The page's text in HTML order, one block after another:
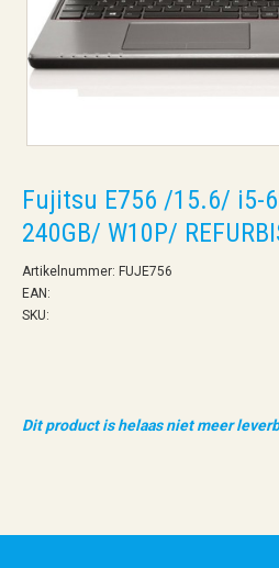
Fujitsu E756 /15.6/ i5-
240GB/ W10P/
Artikelnummer: FUJE756
EAN:
SKU:
Dit product is helaas niet meer